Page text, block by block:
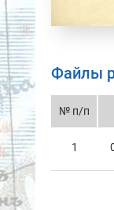
Файлы
№ п/п
1